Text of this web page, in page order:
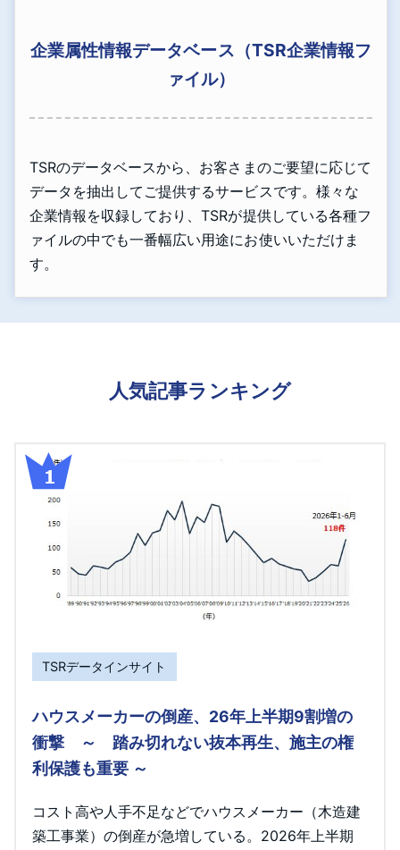
企業属性情報データベース（TSR企業情報フ
ァイル）
TSRのデータベースから、お客さまのご要望に応じて
データを抽出してご提供するサービスです。様々な
企業情報を収録しており、TSRが提供している各種フ
ァイルの中でも一番幅広い用途にお使いいただけま
す。
人気記事ランキング
TSRデータインサイト
ハウスメーカーの倒産、26年上半期9割増の
衝撃 ～ 踏み切れない抜本再生、施主の権
利保護も重要 ～
コスト高や人手不足などでハウスメーカー（木造建
築工事業）の倒産が急増している。2026年上半期